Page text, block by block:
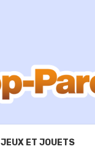
JEUX ET JOUETS